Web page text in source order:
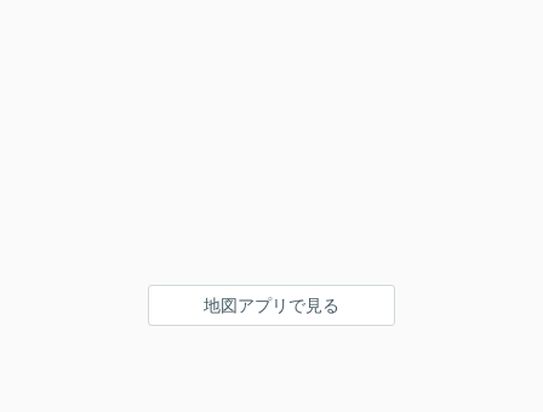
地図アプリで見る